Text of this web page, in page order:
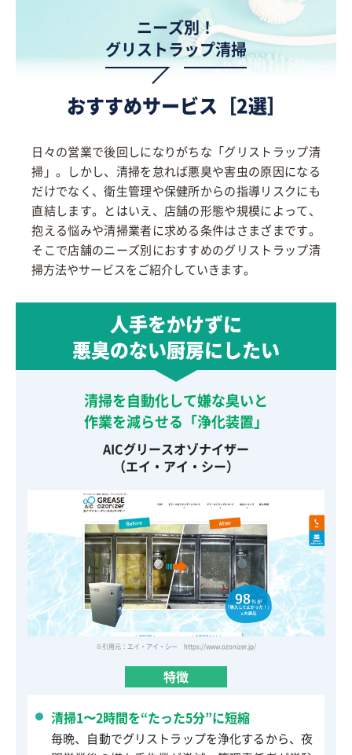
ニーズ別！
グリストラップ清掃
おすすめサービス［2選］
日々の営業で後回しになりがちな「グリストラップ清
掃」。しかし、清掃を怠れば悪臭や害虫の原因になる
だけでなく、衛生管理や保健所からの指導リスクにも
直結します。とはいえ、店舗の形態や規模によって、
抱える悩みや清掃業者に求める条件はさまざまです。
そこで店舗のニーズ別におすすめのグリストラップ清
掃方法やサービスをご紹介していきます。
人手をかけずに
悪臭のない厨房にしたい
清掃を自動化して嫌な臭いと
作業を減らせる「浄化装置」
AICグリースオゾナイザー
（エイ・アイ・シー）
※引用元：エイ・アイ・シー https://www.ozonizer.jp/
特徴
清掃1〜2時間を“たった5分”に短縮
毎晩、自動でグリストラップを浄化するから、夜